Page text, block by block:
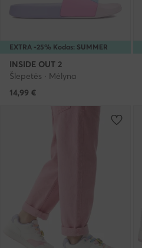
EXTRA -25% Kodas: SUMMER
INSIDE OUT 2
Šlepetės · Mėlyna
14,99 €